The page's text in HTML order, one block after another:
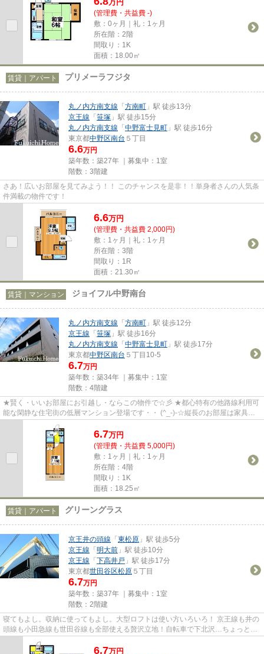
万 円
(管理費・共益費 -)
敷：0ヶ月｜礼：1ヶ月
所在階：2階
間取り：1K
面積：18.00㎡
賃貸｜アパート プリメーラフジタ
丸ノ内方南支線 「方南町 」駅 徒歩13分
京王線 「笹塚 」駅 徒歩15分
丸ノ内方南支線 「中野富士見町 」駅 徒歩16分
東京都中野区南台 ５丁目
6.6万円
築年数：築27年 ｜募集中： 1室
階数：3階建
さあ！広いお部屋を見てみよう！！ このチャンスを是非！！単身者さんの人気条
件満載の物件です！
6.6万円
(管理費・共益費 2,000円)
敷：1ヶ月｜礼：1ヶ月
所在階：3階
間取り：1R
面積：21.30㎡
賃貸｜マンション ジョイフル中野南台
丸ノ内方南支線 「方南町 」駅 徒歩12分
京王線 「笹塚 」駅 徒歩16分
丸ノ内方南支線 「中野富士見町 」駅 徒歩17分
東京都中野区南台 ５丁目10-5
6.7万円
築年数：築34年 ｜募集中： 1室
階数：4階建
★賢く・いいお部屋にお引越し・ならこの物件で☆彡 ★都心特有の他路線利用可
能な閑静な住宅街の低層マンション登場です・・ (^_-)-☆縦長のお部屋は家具の
配置しやすいお部屋です！！エ...
6.7万円
(管理費・共益費 5,000円)
敷：1ヶ月｜礼：1ヶ月
所在階：4階
間取り：1K
面積：18.25㎡
賃貸｜アパート グリーングラス
京王井の頭線 「東松原 」駅 徒歩5分
京王線 「明大前 」駅 徒歩10分
京王線 「下高井戸 」駅 徒歩17分
東京都世田谷区松原 ５丁目
6.7万円
築年数：築37年 ｜募集中： 1室
階数：2階建
寝てもよし。収納に使ってもよし。大型ロフトは使い方いろいろ！ 京王線も井の
頭線も小田急線も世田谷線も全部使える贅沢立地！自転車で下北沢…ちょっと頑
張って渋谷まで。駅前には２...
6.7万円